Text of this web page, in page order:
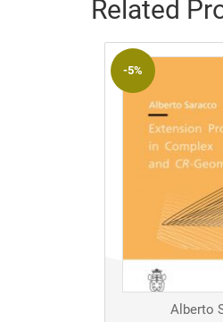
Related
-5%
Alberto